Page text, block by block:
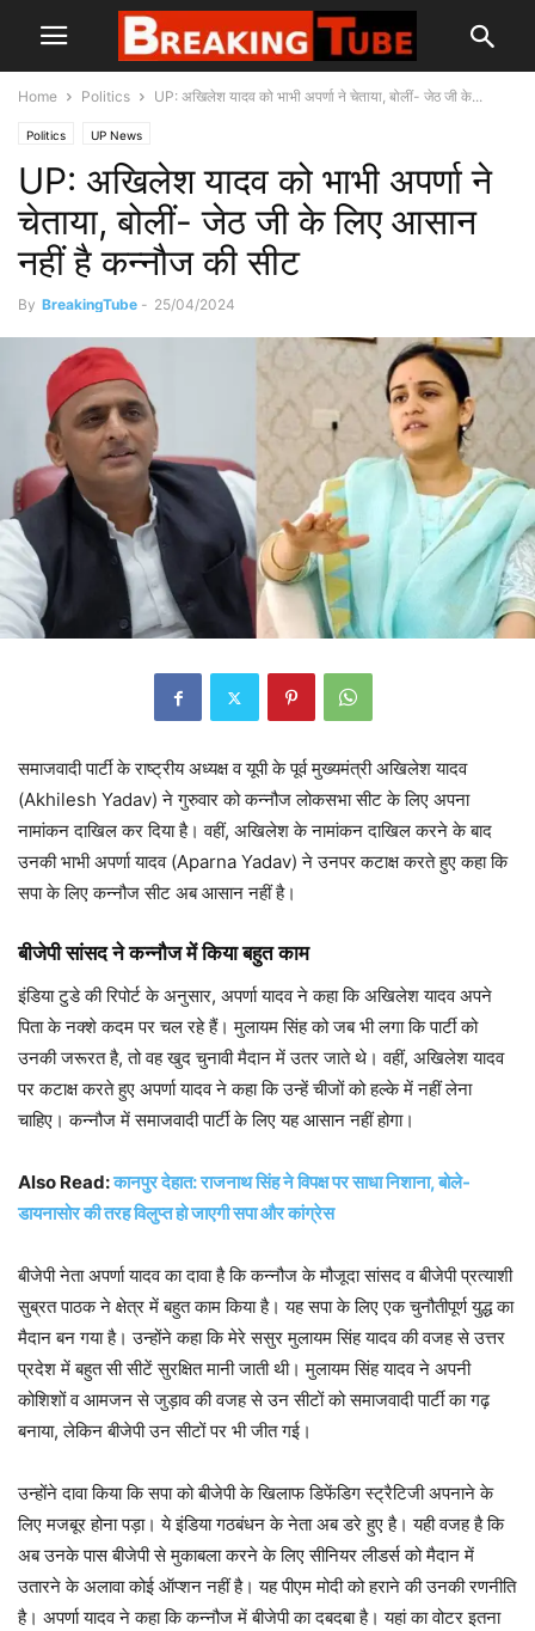
Home Politics UP: अखिलेश यादव को भाभी अपर्णा ने चेताया, बोलीं- जेठ जी के...
Politics UP News
UP: अखिलेश यादव को भाभी अपर्णा ने
चेताया, बोलीं- जेठ जी के लिए आसान
नहीं है कन्नौज की सीट
By BreakingTube - 25/04/2024
समाजवादी पार्टी के राष्ट्रीय अध्यक्ष व यूपी के पूर्व मुख्यमंत्री अखिलेश यादव
(Akhilesh Yadav) ने गुरुवार को कन्नौज लोकसभा सीट के लिए अपना
नामांकन दाखिल कर दिया है। वहीं, अखिलेश के नामांकन दाखिल करने के बाद
उनकी भाभी अपर्णा यादव (Aparna Yadav) ने उनपर कटाक्ष करते हुए कहा कि
सपा के लिए कन्नौज सीट अब आसान नहीं है।
बीजेपी सांसद ने कन्नौज में किया बहुत काम
इंडिया टुडे की रिपोर्ट के अनुसार, अपर्णा यादव ने कहा कि अखिलेश यादव अपने
पिता के नक्शे कदम पर चल रहे हैं। मुलायम सिंह को जब भी लगा कि पार्टी को
उनकी जरूरत है, तो वह खुद चुनावी मैदान में उतर जाते थे। वहीं, अखिलेश यादव
पर कटाक्ष करते हुए अपर्णा यादव ने कहा कि उन्हें चीजों को हल्के में नहीं लेना
चाहिए। कन्नौज में समाजवादी पार्टी के लिए यह आसान नहीं होगा।
Also Read:कानपुर देहात: राजनाथ सिंह ने विपक्ष पर साधा निशाना, बोले-
डायनासोर की तरह विलुप्त हो जाएगी सपा और कांग्रेस
बीजेपी नेता अपर्णा यादव का दावा है कि कन्नौज के मौजूदा सांसद व बीजेपी प्रत्याशी
सुब्रत पाठक ने क्षेत्र में बहुत काम किया है। यह सपा के लिए एक चुनौतीपूर्ण युद्ध का
मैदान बन गया है। उन्होंने कहा कि मेरे ससुर मुलायम सिंह यादव की वजह से उत्तर
प्रदेश में बहुत सी सीटें सुरक्षित मानी जाती थी। मुलायम सिंह यादव ने अपनी
कोशिशों व आमजन से जुड़ाव की वजह से उन सीटों को समाजवादी पार्टी का गढ़
बनाया, लेकिन बीजेपी उन सीटों पर भी जीत गई।
उन्होंने दावा किया कि सपा को बीजेपी के खिलाफ डिफेंडिग स्ट्रैटिजी अपनाने के
लिए मजबूर होना पड़ा। ये इंडिया गठबंधन के नेता अब डरे हुए है। यही वजह है कि
अब उनके पास बीजेपी से मुकाबला करने के लिए सीनियर लीडर्स को मैदान में
उतारने के अलावा कोई ऑप्शन नहीं है। यह पीएम मोदी को हराने की उनकी रणनीति
है। अपर्णा यादव ने कहा कि कन्नौज में बीजेपी का दबदबा है। यहां का वोटर इतना